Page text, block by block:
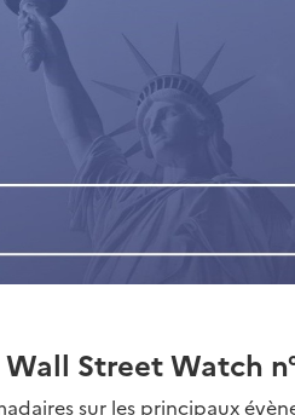
Street Watch
sur les principaux